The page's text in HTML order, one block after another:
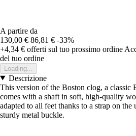
A partire da
130,00 € 86,81 € -33%
+4,34 € offerti sul tuo prossimo ordine
del tuo ordine
Loading...
Descrizione
This version of the Boston clog, a
comes with a shaft in soft, high-quality
adapted to all feet thanks to a strap on the
sturdy metal buckle.